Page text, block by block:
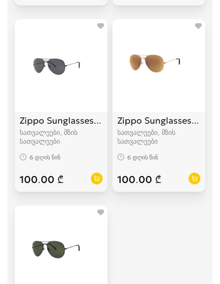
Zippo Sunglasses UV-400
სათვალეები, მზის
სათვალეები
6 დღის წინ
100.00 ₾
Zippo Sunglasses UV-
სათვალეები, მზის
სათვალეები
6 დღის წინ
100.00 ₾